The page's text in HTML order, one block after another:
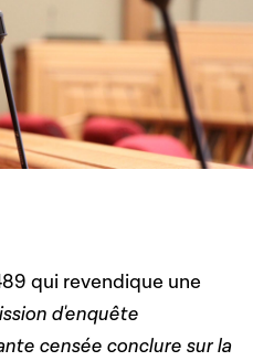
qui revendique une
d'enquête
censée conclure sur la